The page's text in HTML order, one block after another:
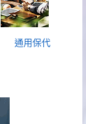
通用保代